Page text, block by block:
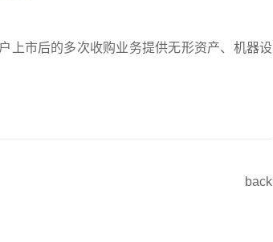
上市后的多次收购业务提供无形资产、机器设
back